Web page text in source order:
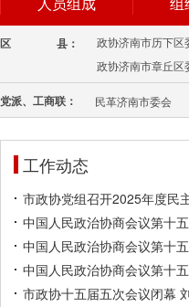
区 县： 政协济南市历下区
政协济南市章丘区
党派、工商联： 民革济南市委会
工作动态
市政协党组召开2025年度民
中国人民政治协商会议第十
中国人民政治协商会议第十
中国人民政治协商会议第十
市政协十五届五次会议闭幕